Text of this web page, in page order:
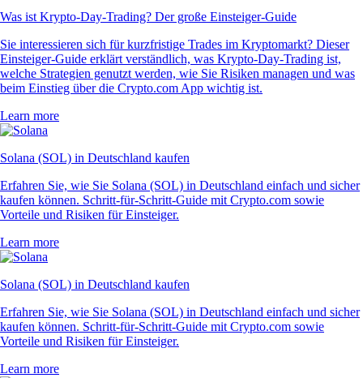
Was ist Krypto-Day-Trading? Der große Einsteiger-Guide
Sie interessieren sich für kurzfristige Trades im Kryptomarkt? Dieser
Einsteiger-Guide erklärt verständlich, was Krypto-Day-Trading ist,
welche Strategien genutzt werden, wie Sie Risiken managen und was
beim Einstieg über die Crypto.com App wichtig ist.
Learn more
Solana (SOL) in Deutschland kaufen
Erfahren Sie, wie Sie Solana (SOL) in Deutschland einfach und sicher
kaufen können. Schritt-für-Schritt-Guide mit Crypto.com sowie
Vorteile und Risiken für Einsteiger.
Learn more
Solana (SOL) in Deutschland kaufen
Erfahren Sie, wie Sie Solana (SOL) in Deutschland einfach und sicher
kaufen können. Schritt-für-Schritt-Guide mit Crypto.com sowie
Vorteile und Risiken für Einsteiger.
Learn more